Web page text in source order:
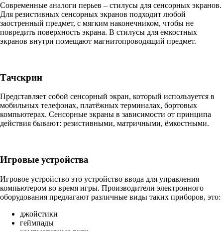
Современные аналоги перьев – стилусы для сенсорных экранов.
Для резистивных сенсорных экранов подходит любой
заостренный предмет, с мягким наконечником, чтобы не
повредить поверхность экрана. В стилусы для емкостных
экранов внутри помещают магнитопроводящий предмет.
Тачскрин
Представляет собой сенсорный экран, который используется в
мобильных телефонах, платёжных терминалах, бортовых
компьютерах. Сенсорные экраны в зависимости от принципа
действия бывают: резистивными, матричными, ёмкостными.
Игровые устройства
Игровое устройство это устройство ввода для управления
компьютером во время игры. Производители электронного
оборудования предлагают различные виды таких приборов, это:
джойстики
геймпады